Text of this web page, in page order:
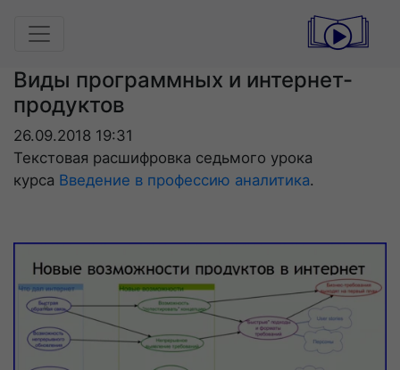
Виды программных и интернет-
продуктов
26.09.2018 19:31
Текстовая расшифровка седьмого урока
курса Введение в профессию аналитика.